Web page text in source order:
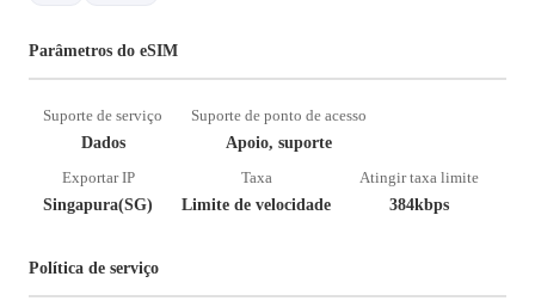
Parâmetros do eSIM
Suporte de serviço
Dados
Suporte de ponto de acesso
Apoio, suporte
Exportar IP
Singapura(SG)
Taxa
Limite de velocidade
Atingir taxa limite
384kbps
Política de serviço